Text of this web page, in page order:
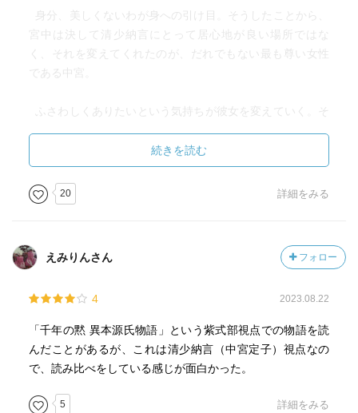
身分、美しくないわが身への引け目。そうしたことから、
宮中は決して清少納言にとって居心地が良い場所ではな
く、それを変えてくれたのが、だれでもない最も尊い女性
である中宮。
ふさわしくありたいという気持ちが彼女を変えていく。そ
るのです、いつか彼女が描く『枕』のために。
そして、定子の父である藤原道隆の死後、道長と伊周との
政局争いに巻き込まれて、定子は髪を切り、清少納言は口
てしまい、そこで様々な思い出を書き綴り始まるのです。
それはかつて定子が『枕』と呼んだもの、のちの世に『枕
道長と定子との政治的な争いは続き、結果として道長が勝
利を収めたかのようにも思えるのですが、その後、定子を
モデルにした『源氏物語』を書いていた紫式部を宮中に招
ると、あくまでも彰子は定子のコピーでしかなかったと思
続きを読む
20 詳細をみる
えみりんさん フォロー
4 2023.08.22
「千年の黙 異本源氏物語」という紫式部視点での物語を読
んだことがあるが、これは清少納言（中宮定子）視点なの
で、読み比べをしている感じが面白かった。
5 詳細をみる